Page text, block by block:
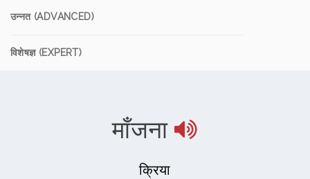
उन्नत (ADVANCED)
विशेषज्ञ (EXPERT)
माँजना
क्रिया